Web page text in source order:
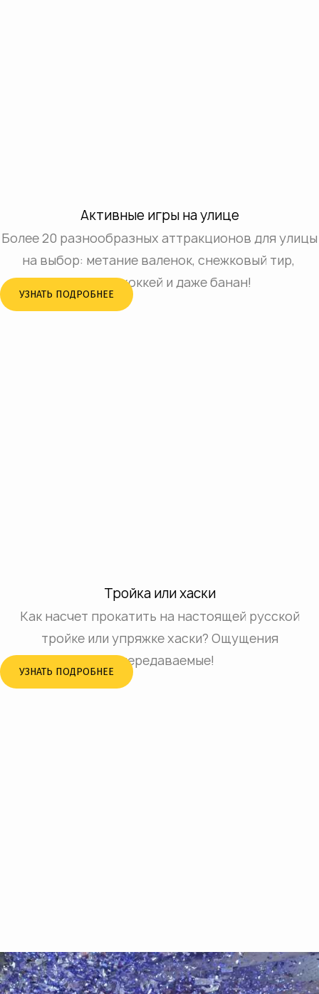
Активные игры на улице
Более 20 разнообразных аттракционов для улицы
на выбор: метание валенок, снежковый тир,
силомер хоккей и даже банан!
УЗНАТЬ ПОДРОБНЕЕ
Previous
Next
Тройка или хаски
Как насчет прокатить на настоящей русской
тройке или упряжке хаски? Ощущения
непередаваемые!
УЗНАТЬ ПОДРОБНЕЕ
Previous